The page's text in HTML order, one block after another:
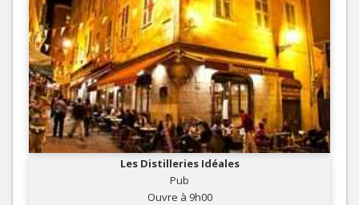
Les Distilleries Idéales
Pub
Ouvre à 9h00